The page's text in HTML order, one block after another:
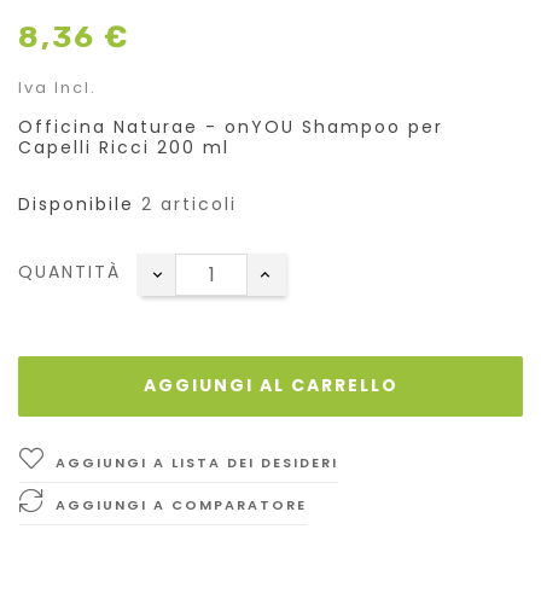
8,36 €
Iva Incl.
Officina Naturae - onYOU Shampoo per
Capelli Ricci 200 ml
Disponibile 2 articoli
QUANTITÀ
AGGIUNGI AL CARRELLO
AGGIUNGI A LISTA DEI DESIDERI
AGGIUNGI A COMPARATORE